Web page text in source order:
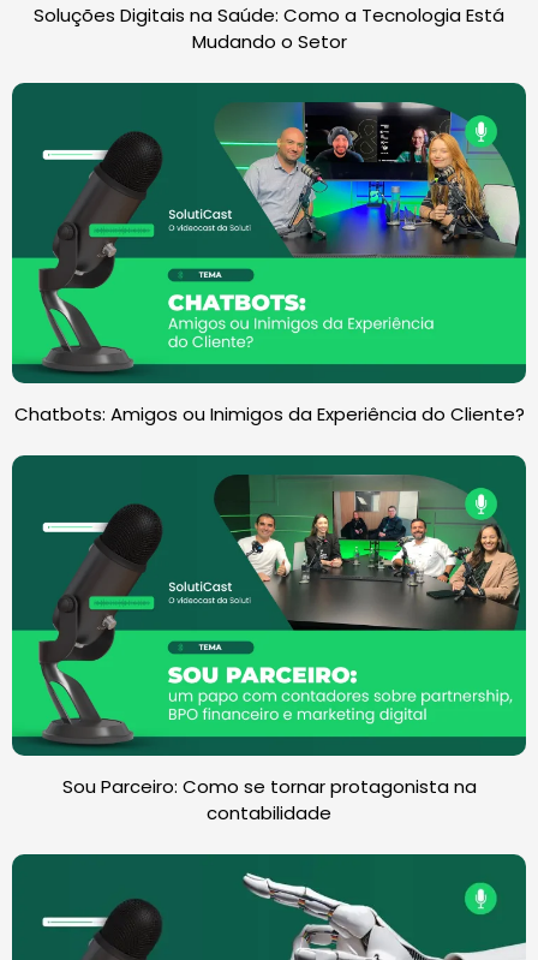
Soluções Digitais na Saúde: Como a Tecnologia Está
Mudando o Setor
Chatbots: Amigos ou Inimigos da Experiência do Cliente?
Sou Parceiro: Como se tornar protagonista na
contabilidade